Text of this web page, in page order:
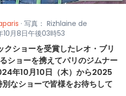
· 写真： Rizhlaine de
月8日午後03時53
ショーを受賞したレオ・ブリ
ショーを携えてパリのジムナー
年10月10日（木）から2025
なショーで皆様をお待ちして